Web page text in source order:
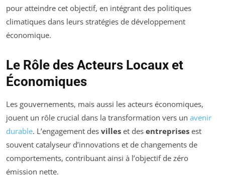
pour atteindre cet objectif, en intégrant des politiques
climatiques dans leurs stratégies de développement
économique.
Le Rôle des Acteurs Locaux et
Économiques
Les gouvernements, mais aussi les acteurs économiques,
jouent un rôle crucial dans la transformation vers un avenir
durable. L’engagement des villes et des entreprises est
souvent catalyseur d’innovations et de changements de
comportements, contribuant ainsi à l’objectif de zéro
émission nette.